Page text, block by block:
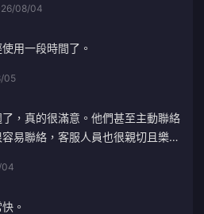
08/04
用一段時間了。
05
，真的很滿意。他們甚至主動聯絡
易聯絡，客服人員也很親切且樂於
。